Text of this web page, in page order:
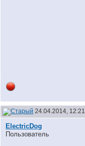
24.04.2014, 12:21
ElectricDog
Пользователь